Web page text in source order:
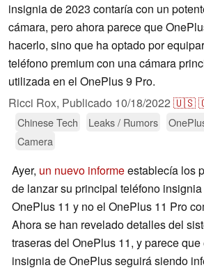
insignia de 2023 contaría con un
cámara, pero ahora parece que
hacerlo, sino que ha optado por
teléfono premium con una cámara
utilizada en el OnePlus 9 Pro.
Ricci Rox, Publicado 10/18/2022 🇺🇸
Chinese Tech
Leaks / Rumors
Camera
Ayer, un nuevo informeestablecía los
de lanzar su principal teléfono
OnePlus 11 y no el OnePlus 11 Pro
Ahora se han revelado detalles del
traseras del OnePlus 11, y parece
insignia de OnePlus seguirá siendo